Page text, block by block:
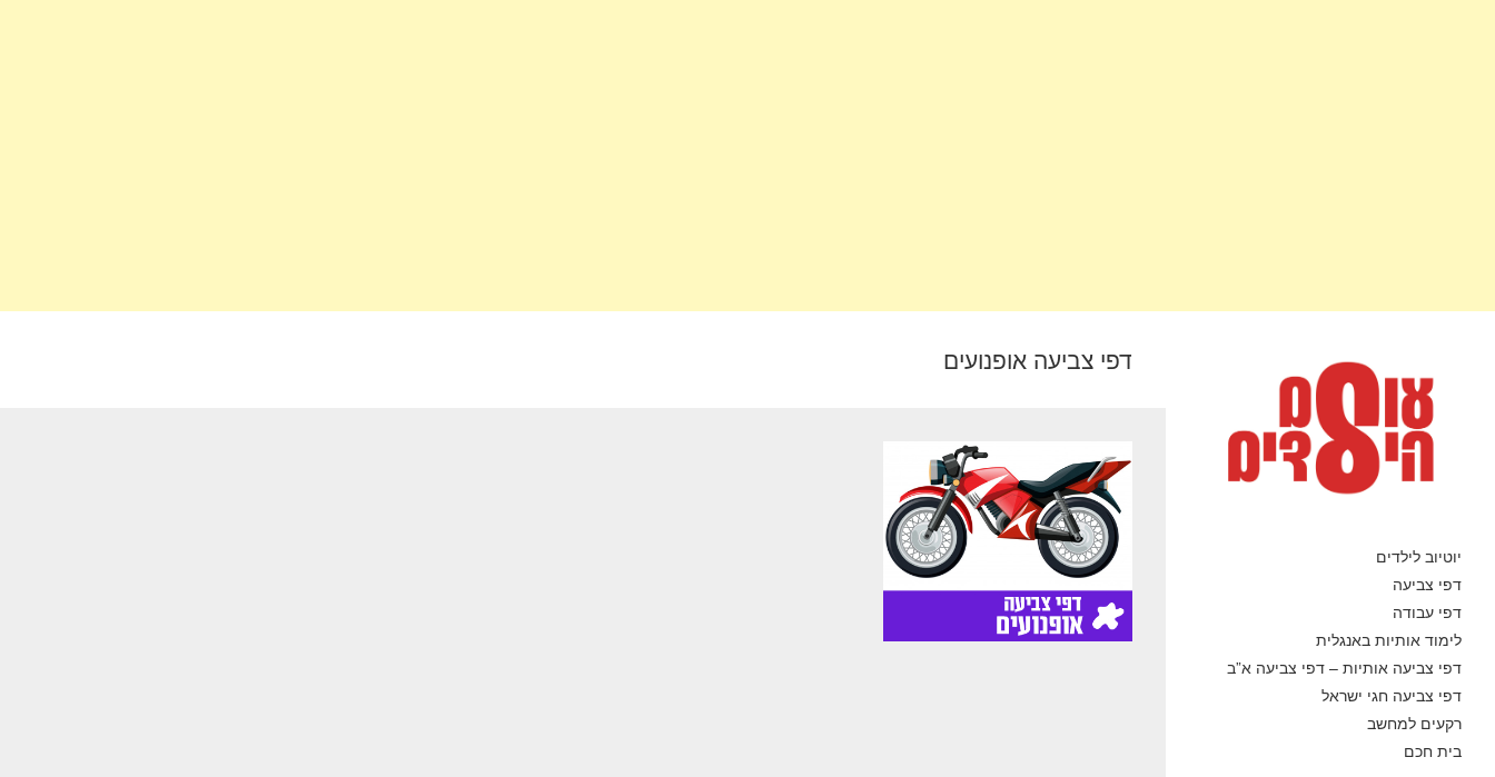
יוטיוב לילדים
דפי צביעה
דפי עבודה
לימוד אותיות באנגלית
דפי צביעה אותיות – דפי צביעה א”ב
דפי צביעה חגי ישראל
רקעים למחשב
בית חכם
דפי צביעה אופנועים